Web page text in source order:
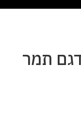
disappears from
share tactics
תמר